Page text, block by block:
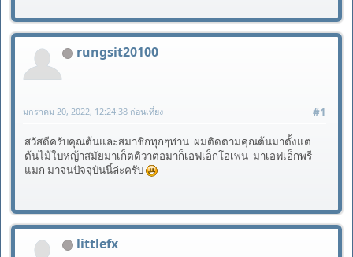
rungsit20100
#1
มกราคม 20, 2022, 12:24:38 ก่อนเที่ยง
สวัสดีครับคุณต้นและสมาชิกทุกๆท่าน ผมติดตามคุณต้นมาตั้งแต่
ต้นไม้ใบหญ้าสมัยมาเก็ตติวาต่อมาก็เอฟเอ็กโอเพน มาเอฟเอ็กพรี
แมก มาจนปัจจุบันนี้ล่ะครับ
littlefx